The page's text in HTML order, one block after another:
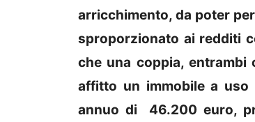
arricchimento, da poter
sproporzionato ai redditi
che una coppia, entrambi
affitto un immobile a uso
annuo di 46.200 euro,